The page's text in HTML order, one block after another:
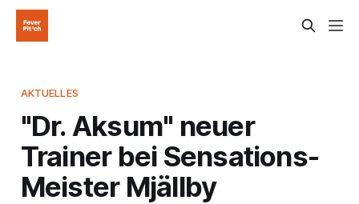
AKTUELLES
"Dr. Aksum" neuer
Trainer bei Sensations-
Meister Mjällby